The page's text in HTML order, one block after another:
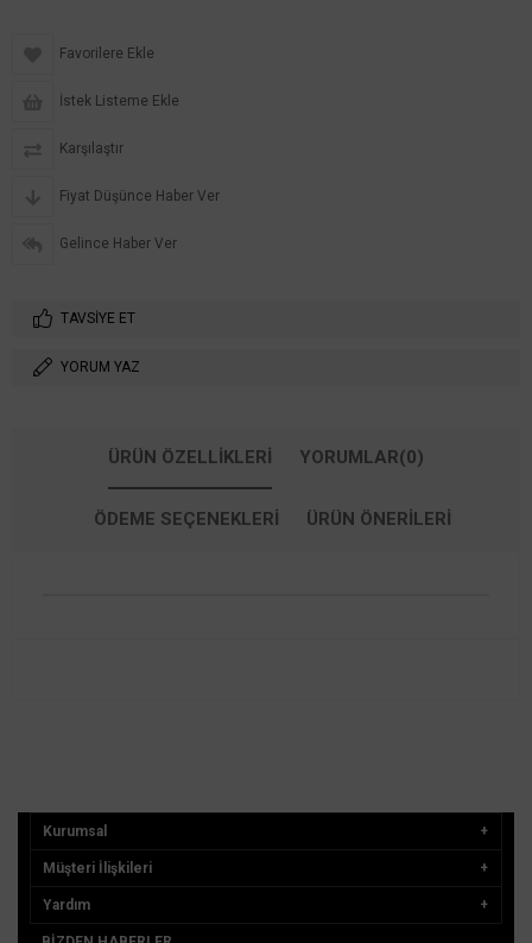
Favorilere Ekle
İstek Listeme Ekle
Karşılaştır
Fiyat Düşünce Haber Ver
Gelince Haber Ver
TAVSIYE ET
YORUM YAZ
ÜRÜN ÖZELLIKLERI YORUMLAR(0)
ÖDEME SEÇENEKLERI ÜRÜN ÖNERILERI
Kurumsal
Müşteri İlişkileri
Yardım